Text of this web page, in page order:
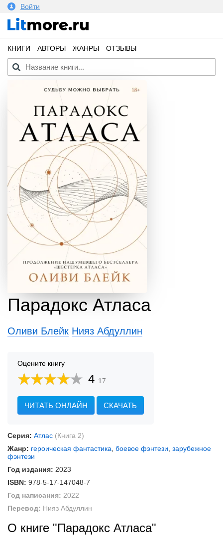
Войти
КНИГИ АВТОРЫ ЖАНРЫ ОТЗЫВЫ
Парадокс Атласа
Оливи Блейк Нияз Абдуллин
Оцените книгу
4 17
ЧИТАТЬ ОНЛАЙН СКАЧАТЬ
Серия: Атлас (Книга 2)
Жанр: героическая фантастика боевое фэнтези зарубежное
фэнтези
Год издания: 2023
ISBN: 978-5-17-147048-7
Год написания: 2022
Перевод: Нияз Абдуллин
О книге "Парадокс Атласа"